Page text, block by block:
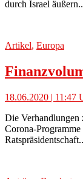
durch Israel
Artikel, Europa
18.06.2020 | 11:47
Die Verhandlungen
Corona-